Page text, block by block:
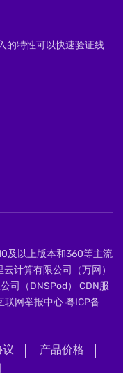
的特性可以快速验证线
及以上版本和360等主流
计算有限公司（万网）
司（DNSPod） CDN服
联网举报中心粤ICP备
议
产品价格